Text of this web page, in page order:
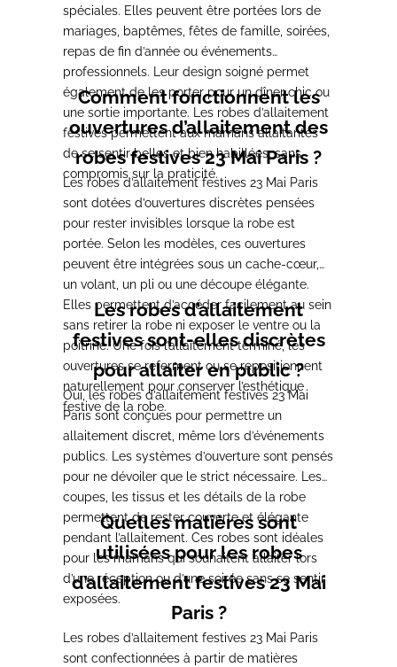
spéciales. Elles peuvent être portées lors de
mariages, baptêmes, fêtes de famille, soirées,
repas de fin d’année ou événements
professionnels. Leur design soigné permet
également de les porter pour un dîner chic ou
une sortie importante. Les robes d’allaitement
festives permettent aux mamans allaitantes
de se sentir belles et bien habillées, sans
compromis sur la praticité.
Comment fonctionnent les
ouvertures d’allaitement des
robes festives 23 Mai Paris ?
Les robes d’allaitement festives 23 Mai Paris
sont dotées d’ouvertures discrètes pensées
pour rester invisibles lorsque la robe est
portée. Selon les modèles, ces ouvertures
peuvent être intégrées sous un cache-cœur,
un volant, un pli ou une découpe élégante.
Elles permettent d’accéder facilement au sein
sans retirer la robe ni exposer le ventre ou la
poitrine. Une fois l’allaitement terminé, les
ouvertures se referment ou se repositionnent
naturellement pour conserver l’esthétique
festive de la robe.
Les robes d’allaitement
festives sont-elles discrètes
pour allaiter en public ?
Oui, les robes d’allaitement festives 23 Mai
Paris sont conçues pour permettre un
allaitement discret, même lors d’événements
publics. Les systèmes d’ouverture sont pensés
pour ne dévoiler que le strict nécessaire. Les
coupes, les tissus et les détails de la robe
permettent de rester couverte et élégante
pendant l’allaitement. Ces robes sont idéales
pour les mamans qui souhaitent allaiter lors
d’une réception ou d’une soirée sans se sentir
exposées.
Quelles matières sont
utilisées pour les robes
d’allaitement festives 23 Mai
Paris ?
Les robes d’allaitement festives 23 Mai Paris
sont confectionnées à partir de matières